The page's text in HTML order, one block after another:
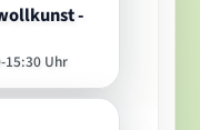
-
15:30 Uhr